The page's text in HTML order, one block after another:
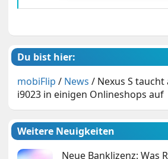
Du bist hier:
mobiFlip / News / Nexus S taucht
i9023 in einigen Onlineshops auf
Weitere Neuigkeiten
Neue Banklizenz: Was